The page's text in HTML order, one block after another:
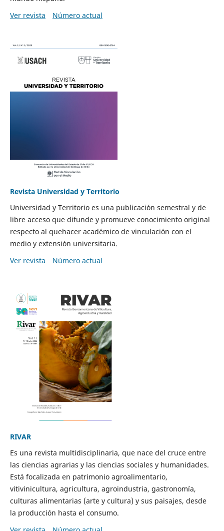
Ver revista
Número actual
Revista Universidad y Territorio
Universidad y Territorio es una publicación semestral y de
libre acceso que difunde y promueve conocimiento original
respecto al quehacer académico de vinculación con el
medio y extensión universitaria.
Ver revista
Número actual
RIVAR
Es una revista multidisciplinaria, que nace del cruce entre
las ciencias agrarias y las ciencias sociales y humanidades.
Está focalizada en patrimonio agroalimentario,
vitivinicultura, agricultura, agroindustria, gastronomía,
culturas alimentarias (arte y cultura) y sus paisajes, desde
la producción hasta el consumo.